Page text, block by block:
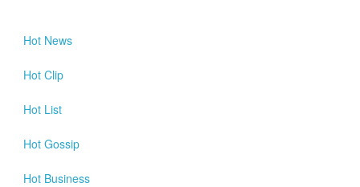
Hot News
Hot Clip
Hot List
Hot Gossip
Hot Business